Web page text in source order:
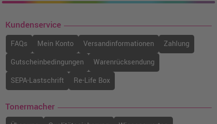
Kundenservice
FAQs Mein Konto Versandinformationen
Zahlung
Gutscheinbedingungen
Warenrücksendung
SEPA-Lastschrift
Re-Life Box
Tonermacher